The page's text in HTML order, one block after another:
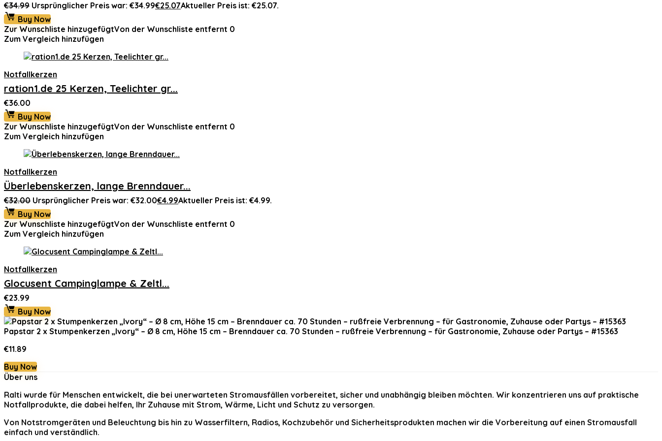
€34.99 Ursprünglicher Preis war: €34.99€25.07Aktueller Preis ist: €25.07.
Buy Now
Zur Wunschliste hinzugefügtVon der Wunschliste entfernt 0
Zum Vergleich hinzufügen
Notfallkerzen
ration1.de 25 Kerzen, Teelichter gr...
€36.00
Buy Now
Zur Wunschliste hinzugefügtVon der Wunschliste entfernt 0
Zum Vergleich hinzufügen
Notfallkerzen
Überlebenskerzen, lange Brenndauer...
€32.00 Ursprünglicher Preis war: €32.00€4.99Aktueller Preis ist: €4.99.
Buy Now
Zur Wunschliste hinzugefügtVon der Wunschliste entfernt 0
Zum Vergleich hinzufügen
Notfallkerzen
Glocusent Campinglampe & Zeltl...
€23.99
Buy Now
Papstar 2 x Stumpenkerzen „Ivory“ – Ø 8 cm, Höhe 15 cm – Brenndauer ca. 70 Stunden – rußfreie Verbrennung – für Gastronomie, Zuhause oder Partys – #15363
€11.89
Buy Now
Über uns
Ralti wurde für Menschen entwickelt, die bei unerwarteten Stromausfällen vorbereitet, sicher und unabhängig bleiben möchten. Wir konzentrieren uns auf praktische
Notfallprodukte, die dabei helfen, Ihr Zuhause mit Strom, Wärme, Licht und Schutz zu versorgen.
Von Notstromgeräten und Beleuchtung bis hin zu Wasserfiltern, Radios, Kochzubehör und Sicherheitsprodukten machen wir die Vorbereitung auf einen Stromausfall
einfach und verständlich.